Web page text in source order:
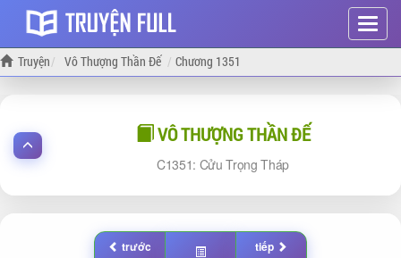
Hiện
menu
Truyện Vô Thượng Thần Đế Chương 1351
VÔ THƯỢNG THẦN ĐẾ
1351: Cửu Trọng Tháp
trước tiếp